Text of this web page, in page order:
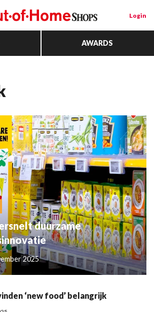
Login
AWARDS
duurzame
2025
‘new food’ belangrijk